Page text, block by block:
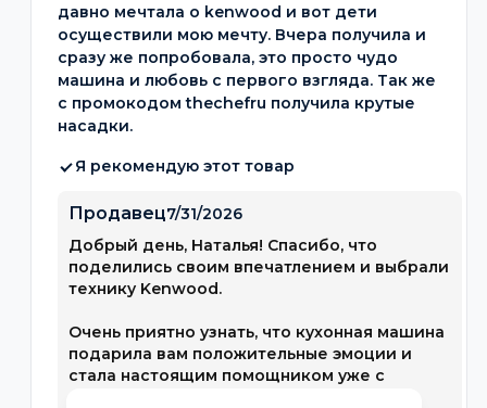
давно мечтала о kenwood и вот дети
осуществили мою мечту. Вчера получила и
сразу же попробовала, это просто чудо
машина и любовь с первого взгляда. Так же
с промокодом thechefru получила крутые
насадки.
Я рекомендую этот товар
Продавец7/31/2026
Добрый день, Наталья! Спасибо, что
поделились своим впечатлением и выбрали
технику Kenwood.
Очень приятно узнать, что кухонная машина
подарила вам положительные эмоции и
стала настоящим помощником уже с